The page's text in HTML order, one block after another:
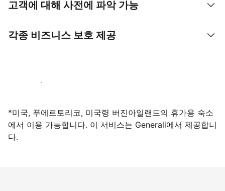
고객에 대해 사전에 파악 가능
각종 비즈니스 보호 제공
지금 등록하기
*미국, 푸에르토리코, 미국령 버진아일랜드의 휴가용 숙소
에서 이용 가능합니다. 이 서비스는 Generali에서 제공합니
다.